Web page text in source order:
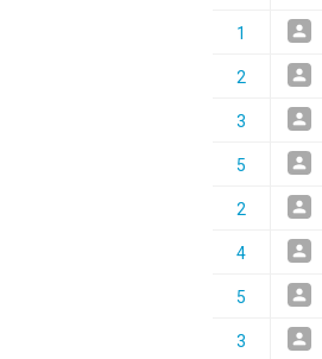
1 
2 
3 
5 
2 
4 
5 
3 